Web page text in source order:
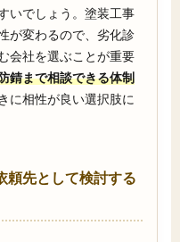
いでしょう。塗装工事
が変わるので、劣化診
会社を選ぶことが重要
錆まで相談できる体制
に相性が良い選択肢に
頼先として検討する